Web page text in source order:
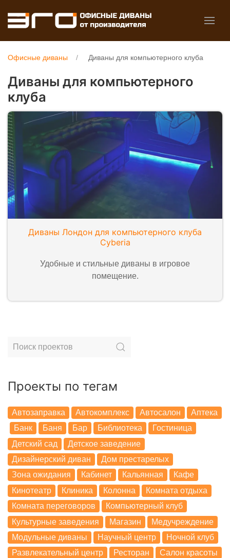
Офисные диваны Диваны для компьютерного клуба
Диваны для компьютерного
клуба
Диваны Лондон для компьютерного клуба
Cyberia
Удобные и стильные диваны в игровое
помещение.
Проекты по тегам
Автозаправка Автокомплекс Автосалон
Аптека
Банк
Баня Бар Библиотека
Гостиница
Детский сад
Детское заведение
Дизайнерский диван
Дом престарелых
Зона ожидания
Кабинет Кальянная
Кафе
Кинотеатр
Клиника Колонна
Комната отдыха
Комната переговоров
Компьютерный клуб
Культурные заведения
Магазин
Медучреждение
Модульные диваны
Научный центр
Ночной клуб
Развлекательный центр
Ресторан
Салон красоты